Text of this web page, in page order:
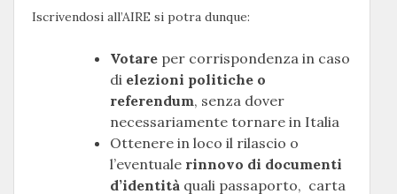
Iscrivendosi all’AIRE si potra dunque:
Votare per corrispondenza in caso
di elezioni politiche o
referendum, senza dover
necessariamente tornare in Italia
Ottenere in loco il rilascio o
l’eventuale rinnovo di documenti
d’identità quali passaporto, carta